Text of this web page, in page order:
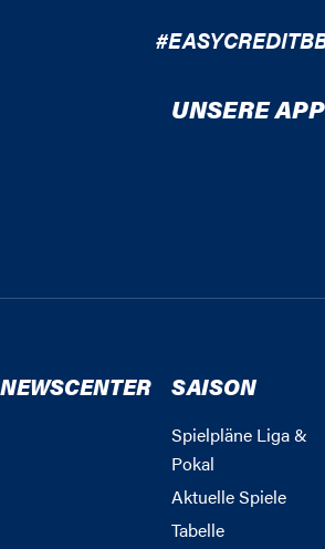
UNSERE APP
NEWSCENTER SAISON
Spielpläne Liga &
Pokal
Aktuelle Spiele
Tabelle